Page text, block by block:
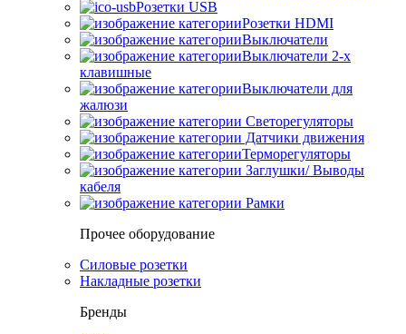
Розетки USB
Розетки HDMI
Выключатели
Выключатели 2-х
клавишные
Выключатели для
жалюзи
Светорегуляторы
Датчики движения
Терморегуляторы
Заглушки/ Выводы
кабеля
Рамки
Прочее оборудование
Силовые розетки
Накладные розетки
Бренды